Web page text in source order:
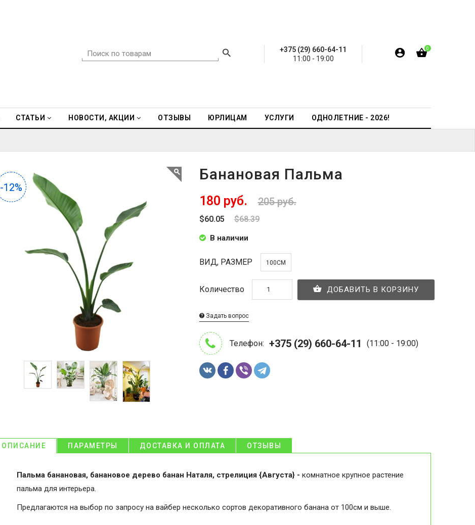
+375 (29) 660-64-11
11:00 - 19:00
0
СТАТЬИ НОВОСТИ, АКЦИИ ОТЗЫВЫ ЮРЛИЦАМ УСЛУГИ ОДНОЛЕТНИЕ - 2026!
-12%
-12%
Банановая Пальма
180 руб. 205 руб.
$60.05 $68.39
В наличии
ВИД, РАЗМЕР 100СМ
Количество ДОБАВИТЬ В КОРЗИНУ
Задать вопрос
Телефон: +375 (29) 660-64-11 (11:00 - 19:00)
ОПИСАНИЕ ПАРАМЕТРЫ ДОСТАВКА И ОПЛАТА ОТЗЫВЫ
Пальма банановая, банановое дерево банан Наталя, стрелиция {Августа} - комнатное крупное растение
пальма для интерьера.
Предлагаются на выбор по запросу на вайбер несколько сортов декоративного банана от 100см и выше.